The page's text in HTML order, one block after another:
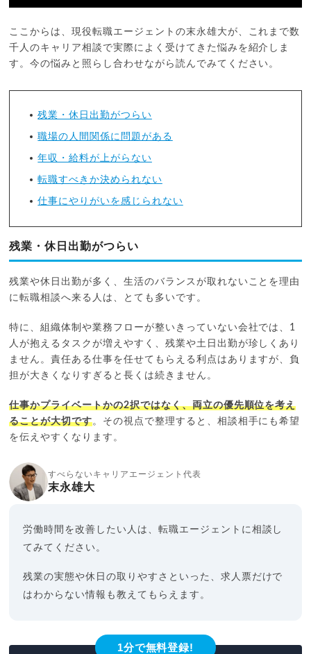
ここからは、現役転職エージェントの末永雄大が、これまで数
千人のキャリア相談で実際によく受けてきた悩みを紹介しま
す。今の悩みと照らし合わせながら読んでみてください。
残業・休日出勤がつらい
職場の人間関係に問題がある
年収・給料が上がらない
転職すべきか決められない
仕事にやりがいを感じられない
残業・休日出勤がつらい
残業や休日出勤が多く、生活のバランスが取れないことを理由
に転職相談へ来る人は、とても多いです。
特に、組織体制や業務フローが整いきっていない会社では、1
人が抱えるタスクが増えやすく、残業や土日出勤が珍しくあり
ません。責任ある仕事を任せてもらえる利点はありますが、負
担が大きくなりすぎると長くは続きません。
仕事かプライベートかの2択ではなく、両立の優先順位を考え
ることが大切です。その視点で整理すると、相談相手にも希望
を伝えやすくなります。
すべらないキャリアエージェント代表
末永雄大
労働時間を改善したい人は、転職エージェントに相談し
てみてください。
残業の実態や休日の取りやすさといった、求人票だけで
はわからない情報も教えてもらえます。
1分で無料登録!